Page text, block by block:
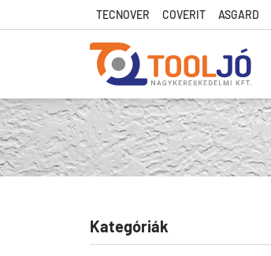
TECNOVER COVERIT ASGARD
Tool Jó
Kategóriák